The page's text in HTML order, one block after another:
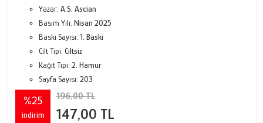
Yazar: A.S. Ascian
Basım Yılı: Nisan 2025
Baskı Sayısı: 1. Baskı
Cilt Tipi: Ciltsiz
Kağıt Tipi: 2. Hamur
Sayfa Sayısı: 203
%25
indirim
196,00 TL
147,00 TL